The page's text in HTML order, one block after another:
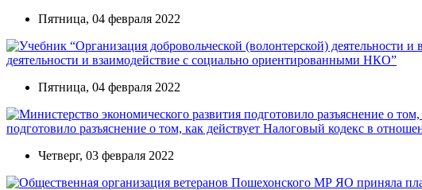
Пятница, 04 февраля 2022
деятельности и взаимодействие с социально ориентированными НКО”
Пятница, 04 февраля 2022
подготовило разъяснение о том, как действует Налоговый кодекс в
Четверг, 03 февраля 2022